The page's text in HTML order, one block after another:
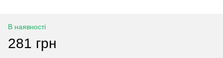
В наявності
281 грн